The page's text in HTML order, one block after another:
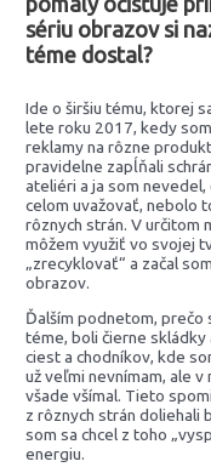
sériu obrazov si
téme dostal?
Ide o širšiu tému, ktorej
lete roku 2017, kedy
reklamy na rôzne
pravidelne zapĺňali
ateliéri a ja som
celom uvažovať, nebolo
rôznych strán. V určitom
môžem využiť vo svojej
„zrecyklovať“ a začal
obrazov.
Ďalším podnetom, prečo
téme, boli čierne
ciest a chodníkov, kde
už veľmi nevnímam, ale
všade všímal. Tieto
z rôznych strán doliehali
som sa chcel z toho
energiu.